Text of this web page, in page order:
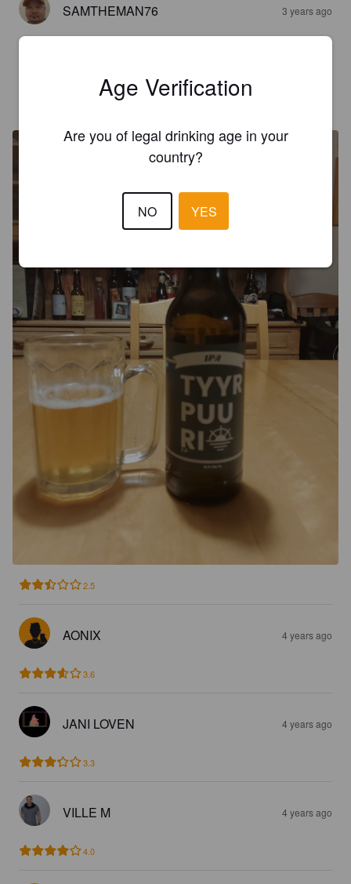
SAMTHEMAN76 3 years ago
SINGHAMIES
2.5
AONIX 4 years ago
3.6
JANI LOVEN 4 years ago
3.3
VILLE M 4 years ago
4.0
Age Verification
Are you of legal drinking age in your
country?
NO YES